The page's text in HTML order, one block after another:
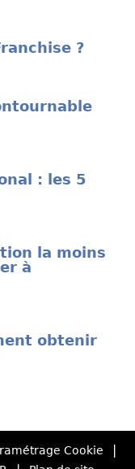
?
: les 5
la moins
à
obtenir
Cookie